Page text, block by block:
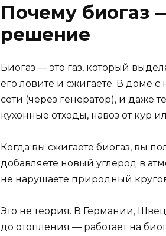
Почему биогаз
решение
Биогаз — это газ, который
его ловите и сжигаете. В доме
сети (через генератор), и даже
кухонные отходы, навоз от кур
Когда вы сжигаете биогаз, вы
добавляете новый углерод в
не нарушаете природный
Это не теория. В Германии,
до отопления — работает на